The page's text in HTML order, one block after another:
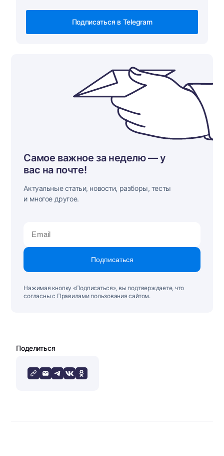
Подписаться в Telegram
Самое важное за неделю — у
вас на почте!
Актуальные статьи, новости, разборы, тесты
и многое другое.
Подписаться
Нажимая кнопку «Подписаться», вы подтверждаете, что
согласны с Правилами пользования сайтом.
Поделиться